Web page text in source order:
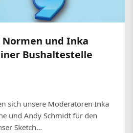
Normen und Inka
Bushaltestelle
sich unsere Moderatoren Inka
und Andy Schmidt für den
Sketch...